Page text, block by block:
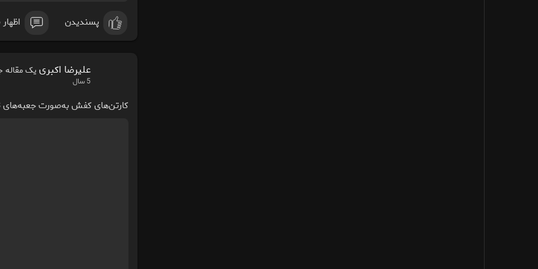
پسندیدن
علیرضا اکبرییک مقاله
5 سال
کارتن‌های کفش به‌صورت جعبه‌های 3 لایه و 5 لایه |